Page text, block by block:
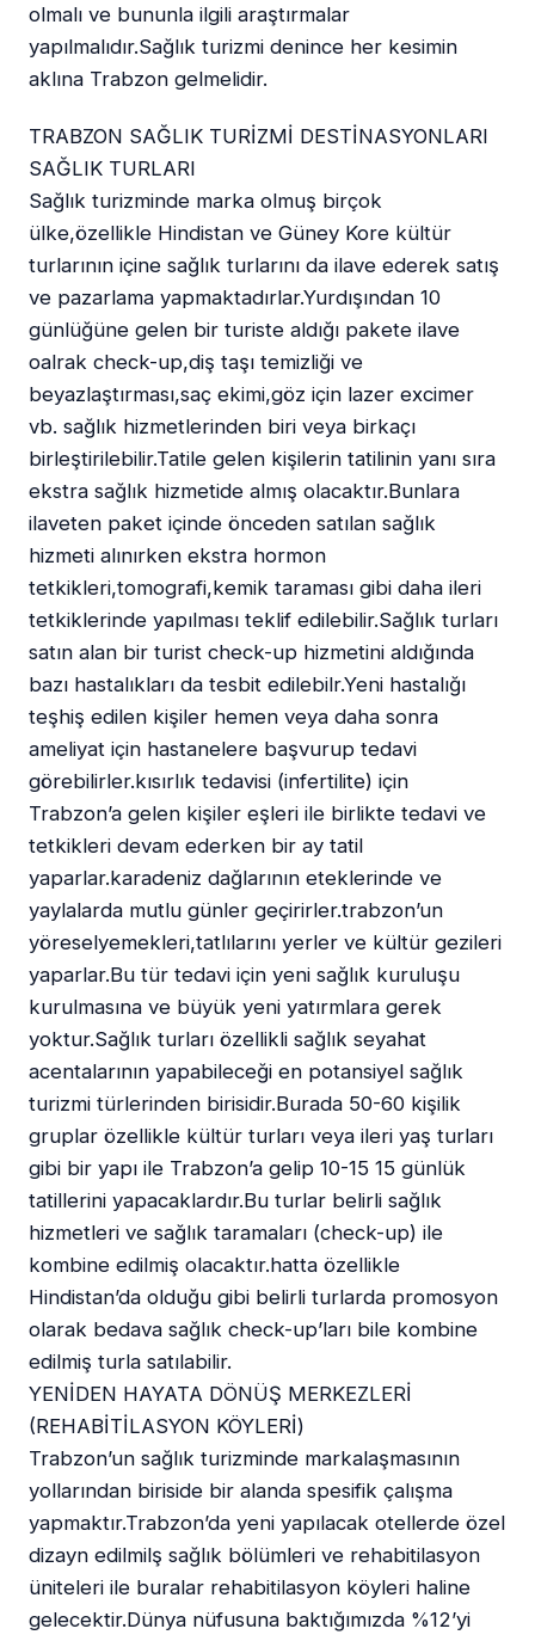
olmalı ve bununla ilgili araştırmalar
yapılmalıdır.Sağlık turizmi denince her kesimin
aklına Trabzon gelmelidir.
TRABZON SAĞLIK TURİZMİ DESTİNASYONLARI
SAĞLIK TURLARI
Sağlık turizminde marka olmuş birçok
ülke,özellikle Hindistan ve Güney Kore kültür
turlarının içine sağlık turlarını da ilave ederek satış
ve pazarlama yapmaktadırlar.Yurdışından 10
günlüğüne gelen bir turiste aldığı pakete ilave
oalrak check-up,diş taşı temizliği ve
beyazlaştırması,saç ekimi,göz için lazer excimer
vb. sağlık hizmetlerinden biri veya birkaçı
birleştirilebilir.Tatile gelen kişilerin tatilinin yanı sıra
ekstra sağlık hizmetide almış olacaktır.Bunlara
ilaveten paket içinde önceden satılan sağlık
hizmeti alınırken ekstra hormon
tetkikleri,tomografi,kemik taraması gibi daha ileri
tetkiklerinde yapılması teklif edilebilir.Sağlık turları
satın alan bir turist check-up hizmetini aldığında
bazı hastalıkları da tesbit edilebilr.Yeni hastalığı
teşhiş edilen kişiler hemen veya daha sonra
ameliyat için hastanelere başvurup tedavi
görebilirler.kısırlık tedavisi (infertilite) için
Trabzon’a gelen kişiler eşleri ile birlikte tedavi ve
tetkikleri devam ederken bir ay tatil
yaparlar.karadeniz dağlarının eteklerinde ve
yaylalarda mutlu günler geçirirler.trabzon’un
yöreselyemekleri,tatlılarını yerler ve kültür gezileri
yaparlar.Bu tür tedavi için yeni sağlık kuruluşu
kurulmasına ve büyük yeni yatırmlara gerek
yoktur.Sağlık turları özellikli sağlık seyahat
acentalarının yapabileceği en potansiyel sağlık
turizmi türlerinden birisidir.Burada 50-60 kişilik
gruplar özellikle kültür turları veya ileri yaş turları
gibi bir yapı ile Trabzon’a gelip 10-15 15 günlük
tatillerini yapacaklardır.Bu turlar belirli sağlık
hizmetleri ve sağlık taramaları (check-up) ile
kombine edilmiş olacaktır.hatta özellikle
Hindistan’da olduğu gibi belirli turlarda promosyon
olarak bedava sağlık check-up’ları bile kombine
edilmiş turla satılabilir.
YENİDEN HAYATA DÖNÜŞ MERKEZLERİ
(REHABİTİLASYON KÖYLERİ)
Trabzon’un sağlık turizminde markalaşmasının
yollarından biriside bir alanda spesifik çalışma
yapmaktır.Trabzon’da yeni yapılacak otellerde özel
dizayn edilmilş sağlık bölümleri ve rehabitilasyon
üniteleri ile buralar rehabitilasyon köyleri haline
gelecektir.Dünya nüfusuna baktığımızda %12’yi